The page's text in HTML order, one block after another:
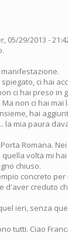
05/29/2013 -
ci hai
ci hai preso in
non ci hai mai
hai
la mia paura
Romana.
volta mi
chiuso.
concreto per
d'aver creduto
ieri, senza
tutti. Ciao